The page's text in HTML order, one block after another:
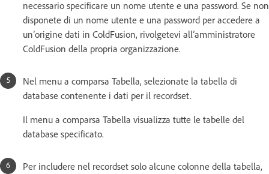
necessario specificare un nome utente e una password. Se non
disponete di un nome utente e una password per accedere a
un’origine dati in ColdFusion, rivolgetevi all’amministratore
ColdFusion della propria organizzazione.
Nel menu a comparsa Tabella, selezionate la tabella di
database contenente i dati per il recordset.
Il menu a comparsa Tabella visualizza tutte le tabelle del
database specificato.
Per includere nel recordset solo alcune colonne della tabella,